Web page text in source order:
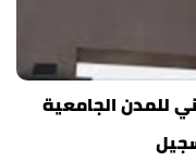
للمدن الجامعية